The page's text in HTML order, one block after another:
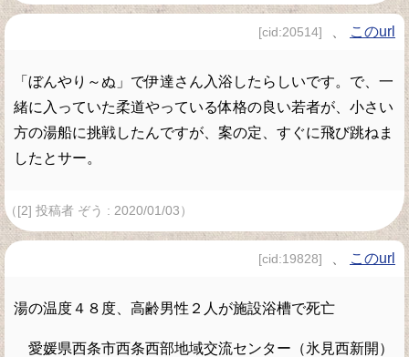
[cid:20514] このurl
「ぼんやり～ぬ」で伊達さん入浴したらしいです。で、一
緒に入っていた柔道やっている体格の良い若者が、小さい
方の湯船に挑戦したんですが、案の定、すぐに飛び跳ねま
したとサー。
（[2] 投稿者 ぞう : 2020/01/03）
[cid:19828] このurl
湯の温度４８度、高齢男性２人が施設浴槽で死亡
愛媛県西条市西条西部地域交流センター（氷見西新開）